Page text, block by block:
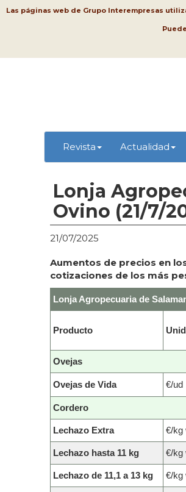
Las páginas web de Grupo Interempresas
Revista Actualidad
Lonja
Ovino (21/7/
21/07/2025
Aumentos de precios en
cotizaciones de los más
Lonja Agropecuaria de
Producto
Ovejas
Ovejas de Vida €/ud
Cordero
Lechazo Extra €/kg
Lechazo hasta 11 kg €/kg
Lechazo de 11,1 a 13 kg €/kg